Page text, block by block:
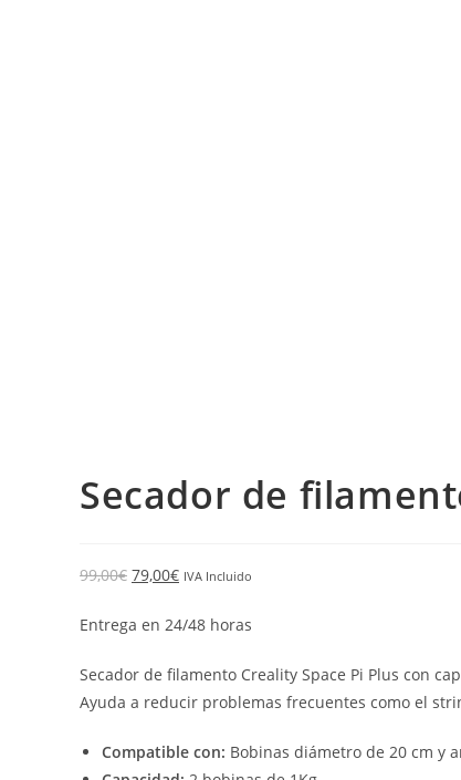
Secador de
99,00€ 79,00€ IVA Incluido
Entrega en 24/48 horas
Secador de filamento Creality Space Pi Plus con
Ayuda a reducir problemas frecuentes como el
Compatible con: Bobinas diámetro de 20 cm y